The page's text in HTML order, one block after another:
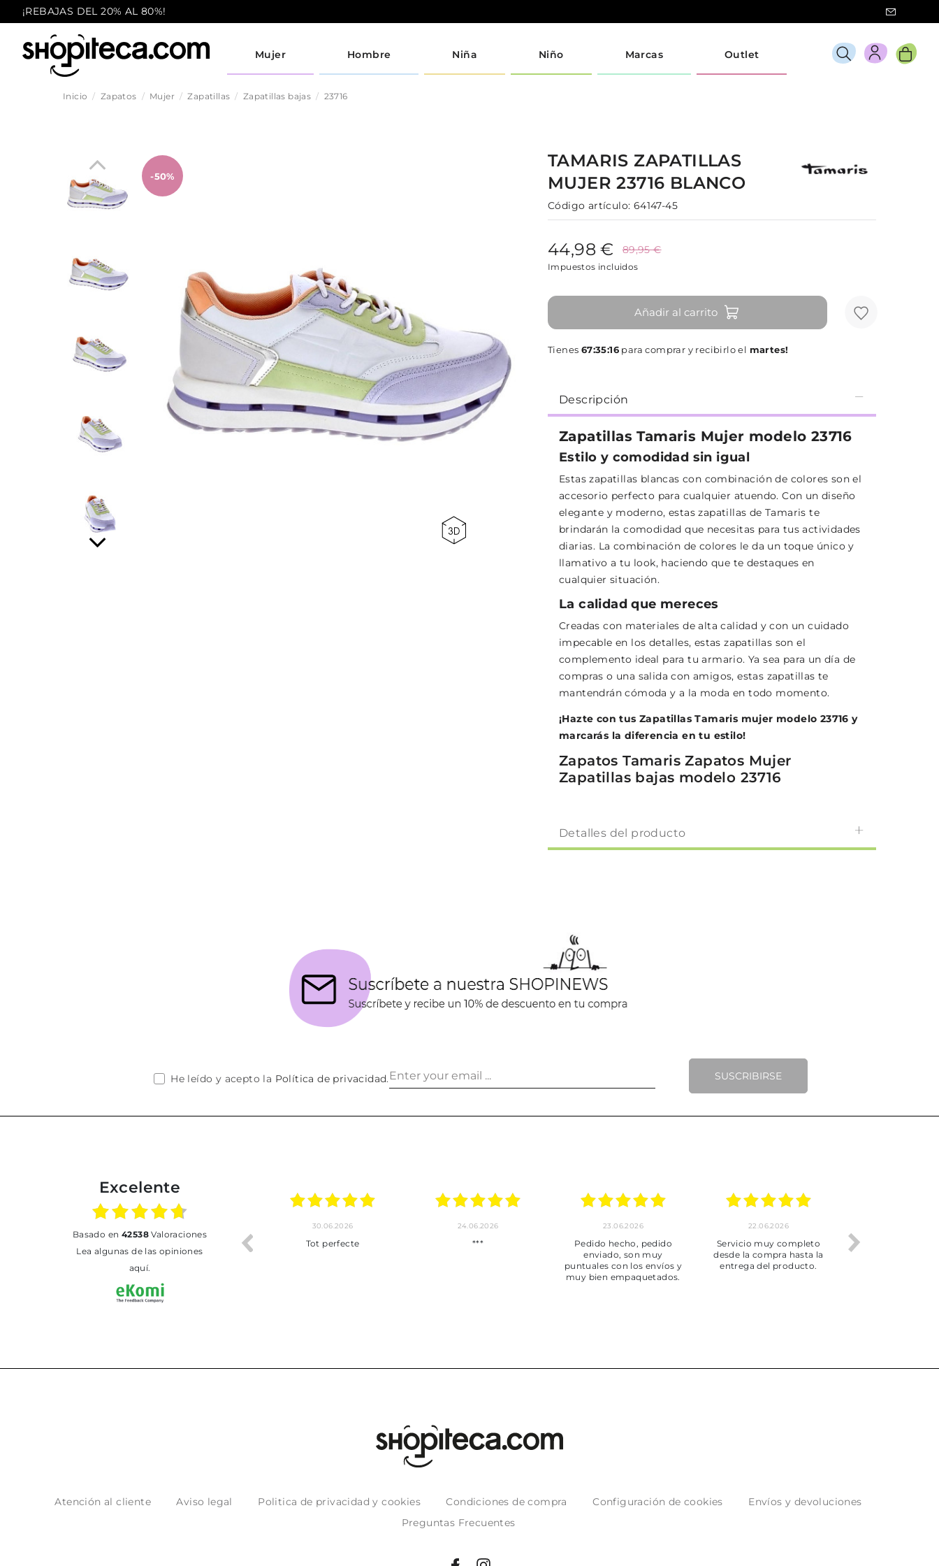
¡REBAJAS DEL 20% AL 80%!
Mujer Hombre Niña Niño Marcas Outlet
Inicio Zapatos Mujer Zapatillas Zapatillas bajas 23716
-50%
TAMARIS ZAPATILLAS
MUJER23716 BLANCO
Código artículo: 64147-45
44,98 € 89,95 €
Impuestos incluidos
Añadir al carrito
Tienes 67:35:16 para comprar y recibirlo el martes!
Descripción
Zapatillas Tamaris Mujer modelo 23716
Estilo y comodidad sin igual
Estas zapatillas blancas con combinación de colores son el
accesorio perfecto para cualquier atuendo. Con un diseño
elegante y moderno, estas zapatillas de Tamaris te
brindarán la comodidad que necesitas para tus actividades
diarias. La combinación de colores le da un toque único y
llamativo a tu look, haciendo que te destaques en
cualquier situación.
La calidad que mereces
Creadas con materiales de alta calidad y con un cuidado
impecable en los detalles, estas zapatillas son el
complemento ideal para tu armario. Ya sea para un día de
compras o una salida con amigos, estas zapatillas te
mantendrán cómoda y a la moda en todo momento.
¡Hazte con tus Zapatillas Tamaris mujer modelo 23716 y
marcarás la diferencia en tu estilo!
Zapatos Tamaris Zapatos Mujer
Zapatillas bajas modelo 23716
Detalles del producto
SUSCRIBIRSE
He leído y acepto la Política de privacidad.
Excelente
basado en 42538Valoraciones
Lea algunas de las opiniones
aquí.
30.06.2026
Tot perfecte
24.06.2026
***
23.06.2026
Pedido hecho, pedido
enviado, son muy
puntuales con los envíos y
muy bien empaquetados.
22.06.2026
Servicio muy completo
desde la compra hasta la
entrega del producto.
Atención al cliente Aviso legal Politica de privacidad y cookies Condiciones de compra Configuración de cookies
Envíos y devoluciones
Preguntas Frecuentes